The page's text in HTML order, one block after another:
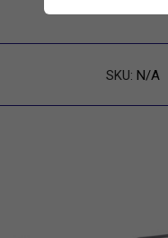
SKU: N/A